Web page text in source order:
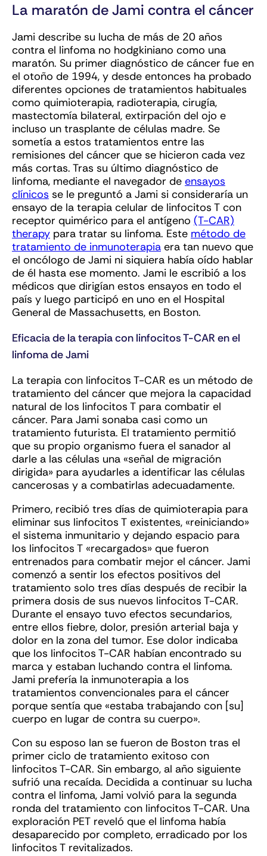
La maratón de Jami contra el cáncer
Jami describe su lucha de más de 20 años
contra el linfoma no hodgkiniano como una
maratón. Su primer diagnóstico de cáncer fue en
el otoño de 1994, y desde entonces ha probado
diferentes opciones de tratamientos habituales
como quimioterapia, radioterapia, cirugía,
mastectomía bilateral, extirpación del ojo e
incluso un trasplante de células madre. Se
sometía a estos tratamientos entre las
remisiones del cáncer que se hicieron cada vez
más cortas. Tras su último diagnóstico de
linfoma, mediante el navegador de ensayos
clínicos se le preguntó a Jami si consideraría un
ensayo de la terapia celular de linfocitos T con
receptor quimérico para el antígeno (T-CAR)
therapy para tratar su linfoma. Este método de
tratamiento de inmunoterapia era tan nuevo que
el oncólogo de Jami ni siquiera había oído hablar
de él hasta ese momento. Jami le escribió a los
médicos que dirigían estos ensayos en todo el
país y luego participó en uno en el Hospital
General de Massachusetts, en Boston.
Eficacia de la terapia con linfocitos T-CAR en el
linfoma de Jami
La terapia con linfocitos T-CAR es un método de
tratamiento del cáncer que mejora la capacidad
natural de los linfocitos T para combatir el
cáncer. Para Jami sonaba casi como un
tratamiento futurista. El tratamiento permitió
que su propio organismo fuera el sanador al
darle a las células una «señal de migración
dirigida» para ayudarles a identificar las células
cancerosas y a combatirlas adecuadamente.
Primero, recibió tres días de quimioterapia para
eliminar sus linfocitos T existentes, «reiniciando»
el sistema inmunitario y dejando espacio para
los linfocitos T «recargados» que fueron
entrenados para combatir mejor el cáncer. Jami
comenzó a sentir los efectos positivos del
tratamiento solo tres días después de recibir la
primera dosis de sus nuevos linfocitos T-CAR.
Durante el ensayo tuvo efectos secundarios,
entre ellos fiebre, dolor, presión arterial baja y
dolor en la zona del tumor. Ese dolor indicaba
que los linfocitos T-CAR habían encontrado su
marca y estaban luchando contra el linfoma.
Jami prefería la inmunoterapia a los
tratamientos convencionales para el cáncer
porque sentía que «estaba trabajando con [su]
cuerpo en lugar de contra su cuerpo».
Con su esposo Ian se fueron de Boston tras el
primer ciclo de tratamiento exitoso con
linfocitos T-CAR. Sin embargo, al año siguiente
sufrió una recaída. Decidida a continuar su lucha
contra el linfoma, Jami volvió para la segunda
ronda del tratamiento con linfocitos T-CAR. Una
exploración PET reveló que el linfoma había
desaparecido por completo, erradicado por los
linfocitos T revitalizados.